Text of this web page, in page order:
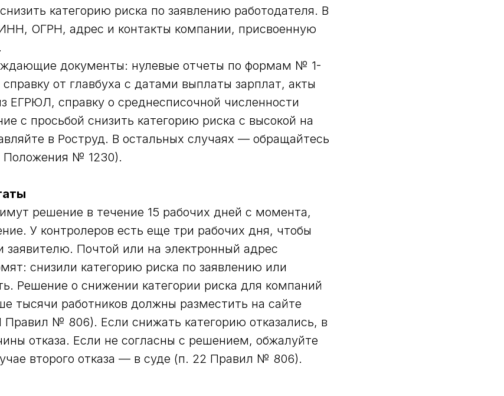
категорию риска по заявлению работодателя. В
ОГРН, адрес и контакты компании, присвоенную
документы: нулевые отчеты по формам № 1-
от главбуха с датами выплаты зарплат, акты
ЕГРЮЛ, справку о среднесписочной численности
с просьбой снизить категорию риска с высокой на
в Роструд. В остальных случаях — обращайтесь
Положения № 1230).
решение в течение 15 рабочих дней с момента,
У контролеров есть еще три рабочих дня, чтобы
Почтой или на электронный адрес
снизили категорию риска по заявлению или
Решение о снижении категории риска для компаний
тысячи работников должны разместить на сайте
Правил № 806). Если снижать категорию отказались, в
отказа. Если не согласны с решением, обжалуйте
второго отказа — в суде (п. 22 Правил № 806).